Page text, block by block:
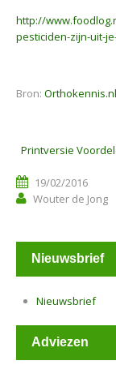
http://
pesticiden-zijn-uit-
Bron: Orthokennis.nl
Printversie
19/02/2016
Wouter de Jong
Nieuwsbrief
Nieuwsbrief
Adviezen